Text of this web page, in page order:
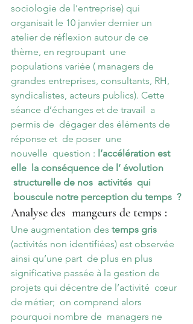
sociologie de l’entreprise) qui
organisait le 10 janvier dernier un
atelier de réflexion autour de ce
thème, en regroupant  une
populations variée ( managers de
grandes entreprises, consultants, RH,
syndicalistes, acteurs publics). Cette
séance d’échanges et de travail  a
permis de  dégager des éléments de
réponse et  de poser  une
nouvelle  question : l’accélération est
elle  la conséquence de l’ évolution
structurelle de nos  activités  qui
bouscule notre perception du temps  ?
Analyse des  mangeurs de temps :
Une augmentation des temps gris
(activités non identifiées) est observée
ainsi qu’une part  de plus en plus
significative passée à la gestion de
projets qui décentre de l’activité  cœur
de métier;  on comprend alors
pourquoi nombre de  managers ne